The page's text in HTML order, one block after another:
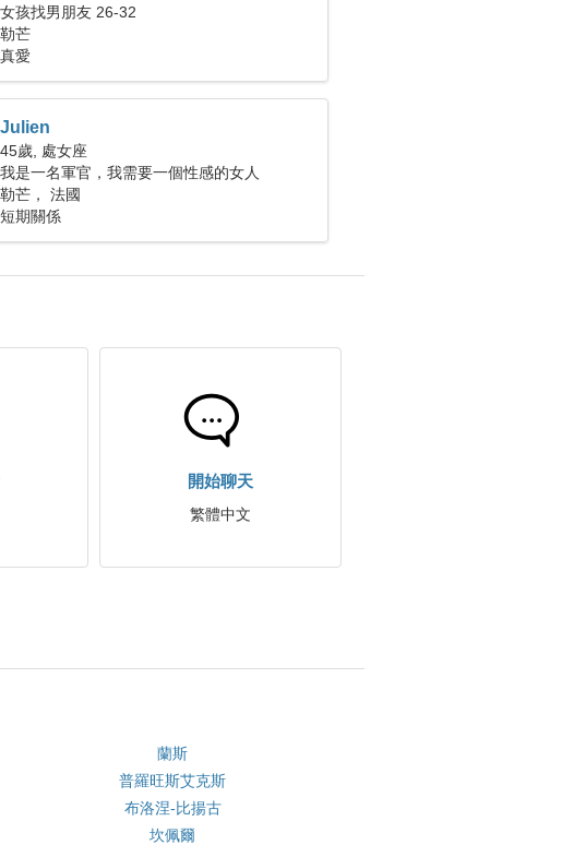
女孩找男朋友 26-32
勒芒
真愛
Julien
45歲, 處女座
我是一名軍官，我需要一個性感的女人
勒芒， 法國
短期關係
開始聊天
繁體中文
蘭斯
普羅旺斯艾克斯
布洛涅-比揚古
坎佩爾